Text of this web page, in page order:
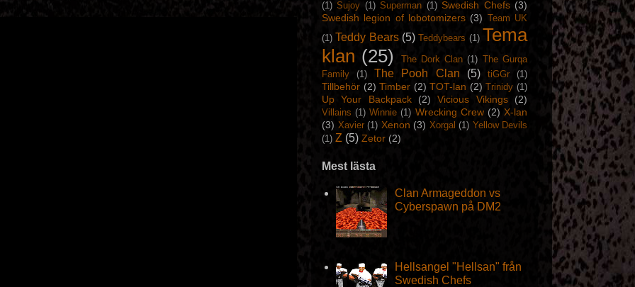
(1) Sujoy (1) Superman (1) Swedish Chefs (3)
Swedish legion of lobotomizers (3) Team UK
(1) Teddy Bears (5) Teddybears (1) Tema
klan (25) The Dork Clan (1) The Gurqa
Family
(1) The Pooh Clan (5) tiGGr (1)
Tillbehör (2) Timber (2) TOT-lan (2) Trinidy (1)
Up Your Backpack (2) Vicious Vikings (2)
Villains (1) Winnie (1) Wrecking Crew (2) X-lan
(3) Xavier (1) Xenon (3) Xorgal (1) Yellow Devils
(1) Z (5) Zetor (2)
Mest lästa
Clan Armageddon vs
Cyberspawn på DM2
Hellsangel "Hellsan" från
Swedish Chefs